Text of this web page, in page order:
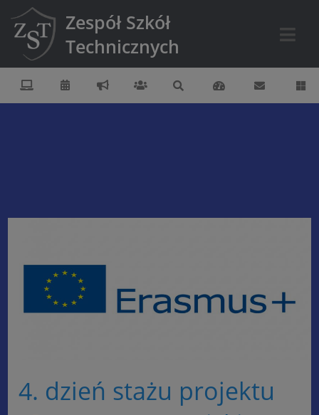
Zespół Szkół
Technicznych
4. dzień stażu projektu